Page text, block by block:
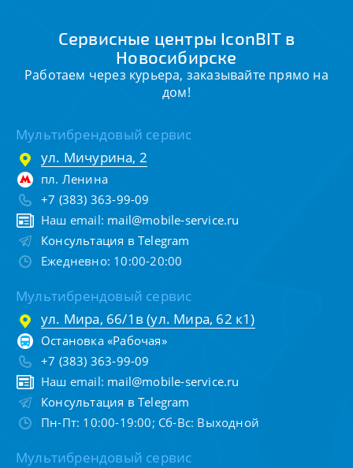
Сервисные центры IconBIT в
Новосибирске
Работаем через курьера, заказывайте прямо на
дом!
Мультибрендовый сервис
ул. Мичурина, 2
пл. Ленина
+7 (383) 363-99-09
Наш email: mail@mobile-service.ru
Консультация в Telegram
Ежедневно: 10:00-20:00
Мультибрендовый сервис
ул. Мира, 66/1в (ул. Мира, 62 к1)
Остановка «Рабочая»
+7 (383) 363-99-09
Наш email: mail@mobile-service.ru
Консультация в Telegram
Пн-Пт: 10:00-19:00; Сб-Вс: Выходной
Мультибрендовый сервис